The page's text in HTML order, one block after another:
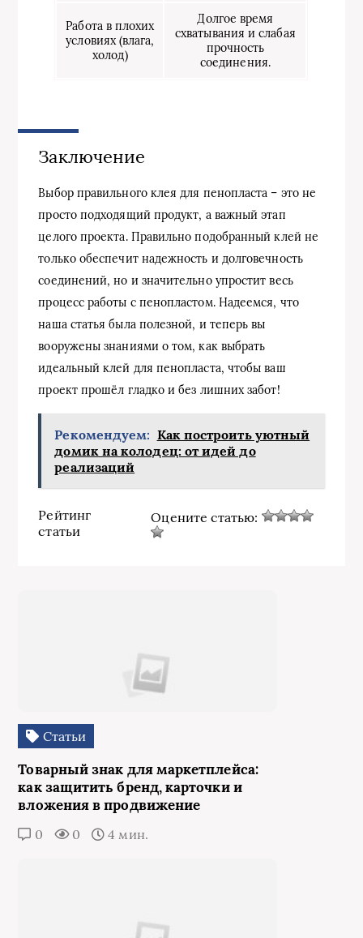
Работа в плохих
условиях (влага,
холод)
Долгое время
схватывания и слабая
прочность
соединения.
Заключение
Выбор правильного клея для пенопласта – это не
просто подходящий продукт, а важный этап
целого проекта. Правильно подобранный клей не
только обеспечит надежность и долговечность
соединений, но и значительно упростит весь
процесс работы с пенопластом. Надеемся, что
наша статья была полезной, и теперь вы
вооружены знаниями о том, как выбрать
идеальный клей для пенопласта, чтобы ваш
проект прошёл гладко и без лишних забот!
Рекомендуем: Как построить уютный
домик на колодец: от идей до
реализаций
Рейтинг
статьи
Оцените статью:
Статьи
Товарный знак для маркетплейса:
как защитить бренд, карточки и
вложения в продвижение
0 0 4 мин.